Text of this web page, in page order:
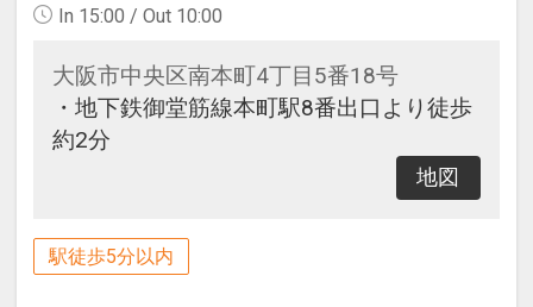
In 15:00 / Out 10:00
大阪市中央区南本町4丁目5番18号
・地下鉄御堂筋線本町駅8番出口より徒歩
約2分
地図
駅徒歩5分以内